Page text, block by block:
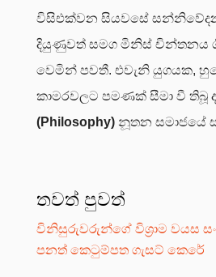
විසිඑක්වන සියවසේ
දියුණුවත් සමග මිනිස් චින්තනය
වෙමින් පවතී. එවැනි යුගයක,
කාමරවලට පමණක් සීමා වී තිබූ
(Philosophy) නූතන සමාජයේ
තවත් පුවත්
විනිසුරුවරුන්ගේ විශ්‍රාම වයස
පනත් කෙටුම්පත ගැසට් කෙරේ